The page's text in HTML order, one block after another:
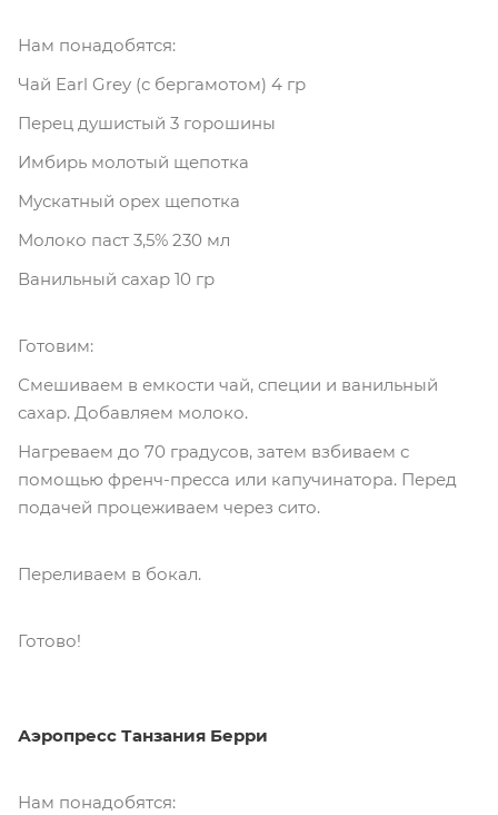
Нам понадобятся:
Чай Earl Grey (с бергамотом) 4 гр
Перец душистый 3 горошины
Имбирь молотый щепотка
Мускатный орех щепотка
Молоко паст 3,5% 230 мл
Ванильный сахар 10 гр
Готовим:
Смешиваем в емкости чай, специи и ванильный
сахар. Добавляем молоко.
Нагреваем до 70 градусов, затем взбиваем с
помощью френч-пресса или капучинатора. Перед
подачей процеживаем через сито.
Переливаем в бокал.
Готово!
Аэропресс Танзания Берри
Нам понадобятся: